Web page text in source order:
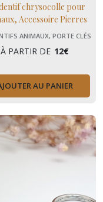
chrysocolle pour
Accessoire Pierres
pour Chien, chat,
ANIMAUX, PORTE CLÉS
À PARTIR DE 12€
AU PANIER